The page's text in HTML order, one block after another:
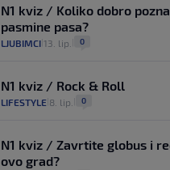
N1 kviz / Koliko dobro
pasmine pasa?
LJUBIMCI 13. lip. 0
N1 kviz / Rock & Roll
LIFESTYLE 8. lip. 0
N1 kviz / Zavrtite globus i
ovo grad?